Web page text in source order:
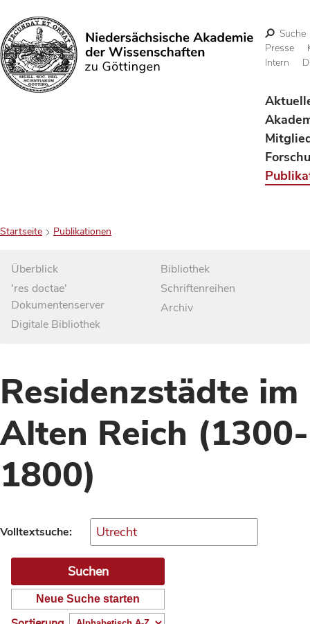
Suchen
Suche
Presse
Intern
Startseite Publikationen
Überblick
'res doctae'
Dokumentenserver
Digitale Bibliothek
Bibliothek
Schriftenreihen
Archiv
Residenzstädte im
Alten Reich (1300-
1800)
Volltextsuche:
Neue Suche starten